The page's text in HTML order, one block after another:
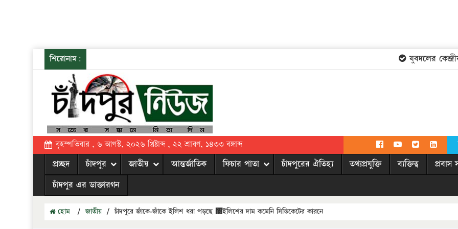
শিরোনাম: যুবদলের কেন্দ্রীয়
বৃহস্পতিবার , ৬ আগস্ট, ২০২৬ খ্রিষ্টাব্দ , ২২ শ্রাবণ, ১৪৩৩ বঙ্গাব্দ
প্রচ্ছদ চাঁদপুর জাতীয় আন্তর্জাতিক ফিচার পাতা চাঁদপুরের ঐতিহ্য তথ্যপ্রযুক্তি ব্যক্তিত্ব প্রবাস
চাঁদপুর এর ডাক্তারগন
হোম / জাতীয় / চাঁদপুরে জাঁকে-জাঁকে ইলিশ ধরা পড়ছে ঳ইলিশের দাম কমেনি সিন্ডিকেটের কারনে